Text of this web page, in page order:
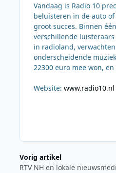
Vandaag is Radio 10
beluisteren in de auto of
groot succes. Binnen
verschillende
in radioland,
onderscheidende
22300 euro mee won,
Website: www.radio10.nl
Vorig artikel
RTV NH en lokale